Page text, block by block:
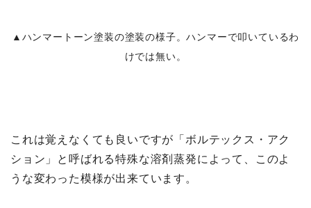
▲ハンマートーン塗装の塗装の様子。ハンマーで叩いているわ
けでは無い。
これは覚えなくても良いですが「ボルテックス・アク
ション」と呼ばれる特殊な溶剤蒸発によって、このよ
うな変わった模様が出来ています。